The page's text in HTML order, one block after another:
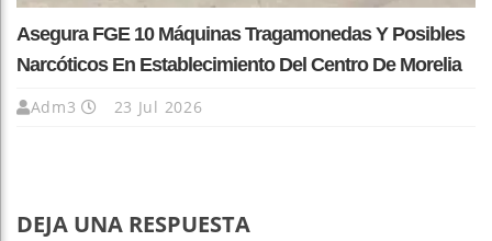
Asegura FGE 10 Máquinas Tragamonedas Y Posibles
Narcóticos En Establecimiento Del Centro De Morelia
Adm3 23 Jul 2026
DEJA UNA RESPUESTA